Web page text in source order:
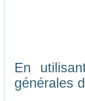
En
générales